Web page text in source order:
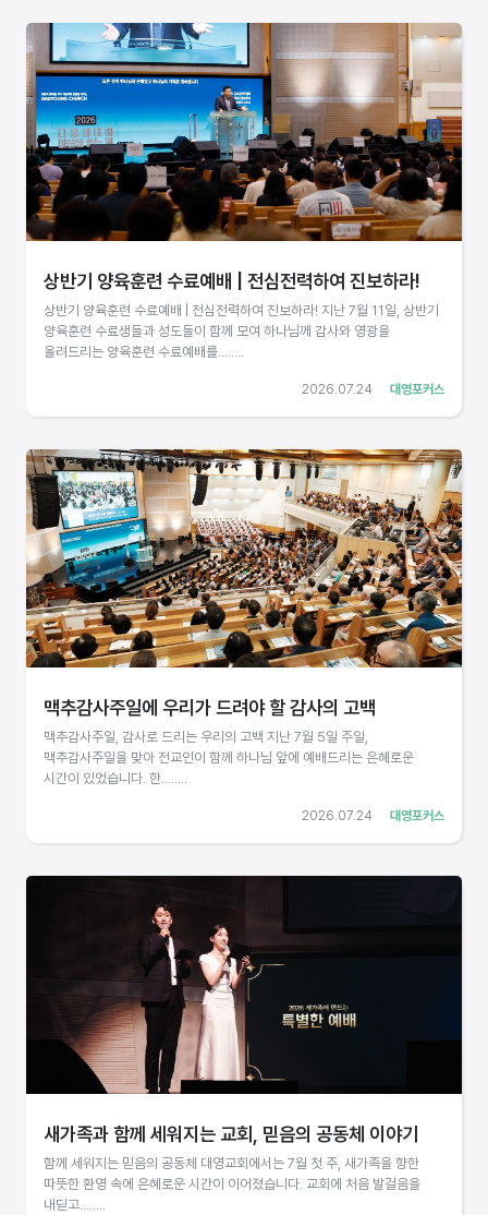
대영포커스
2026.07.24
상반기 양육훈련 수료예배 | 전심전력하여 진보하라!
상반기 양육훈련 수료예배 | 전심전력하여 진보하라! 지난 7월 11일, 상반기
양육훈련 수료생들과 성도들이 함께 모여 하나님께 감사와 영광을
올려드리는 양육훈련 수료예배를........
대영포커스
2026.07.24
맥추감사주일에 우리가 드려야 할 감사의 고백
맥추감사주일, 감사로 드리는 우리의 고백 지난 7월 5일 주일,
맥추감사주일을 맞아 전교인이 함께 하나님 앞에 예배드리는 은혜로운
시간이 있었습니다. 한........
새가족과 함께 세워지는 교회, 믿음의 공동체 이야기
함께 세워지는 믿음의 공동체 대영교회에서는 7월 첫 주, 새가족을 향한
따뜻한 환영 속에 은혜로운 시간이 이어졌습니다. 교회에 처음 발걸음을
내딛고........